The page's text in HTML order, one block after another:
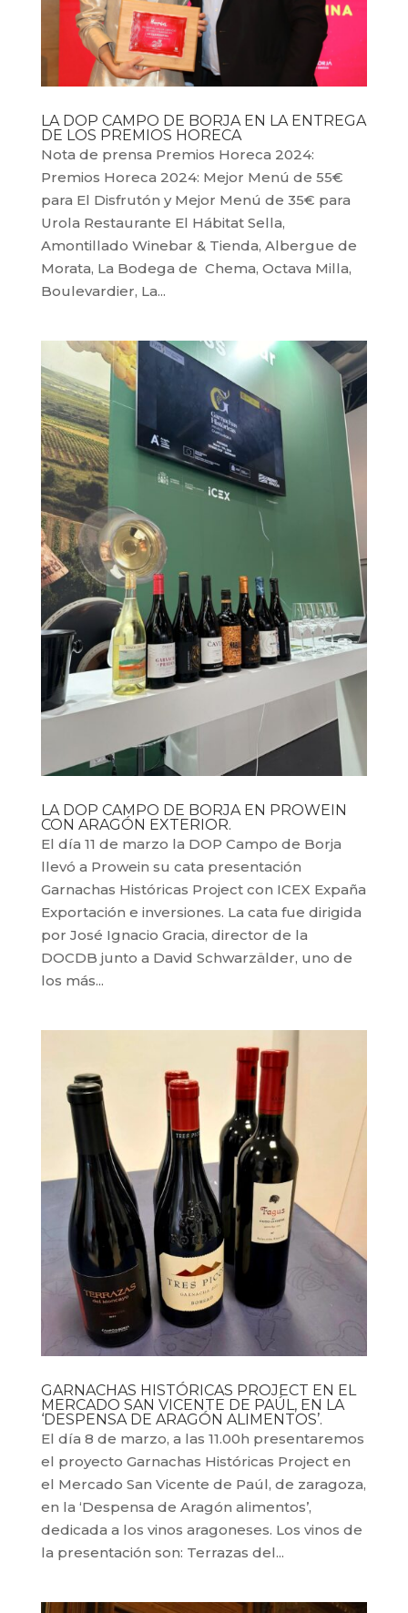
LA DOP CAMPO DE BORJA EN LA ENTREGA
DE LOS PREMIOS HORECA
Nota de prensa Premios Horeca 2024:
Premios Horeca 2024: Mejor Menú de 55€
para El Disfrutón y Mejor Menú de 35€ para
Urola Restaurante El Hábitat Sella,
Amontillado Winebar & Tienda, Albergue de
Morata, La Bodega de Chema, Octava Milla,
Boulevardier, La...
LA DOP CAMPO DE BORJA EN PROWEIN
CON ARAGÓN EXTERIOR.
El día 11 de marzo la DOP Campo de Borja
llevó a Prowein su cata presentación
Garnachas Históricas Project con ICEX Expaña
Exportación e inversiones. La cata fue dirigida
por José Ignacio Gracia, director de la
DOCDB junto a David Schwarzälder, uno de
los más...
GARNACHAS HISTÓRICAS PROJECT EN EL
MERCADO SAN VICENTE DE PAÚL, EN LA
‘DESPENSA DE ARAGÓN ALIMENTOS’.
El día 8 de marzo, a las 11.00h presentaremos
el proyecto Garnachas Históricas Project en
el Mercado San Vicente de Paúl, de zaragoza,
en la ‘Despensa de Aragón alimentos’,
dedicada a los vinos aragoneses. Los vinos de
la presentación son: Terrazas del...